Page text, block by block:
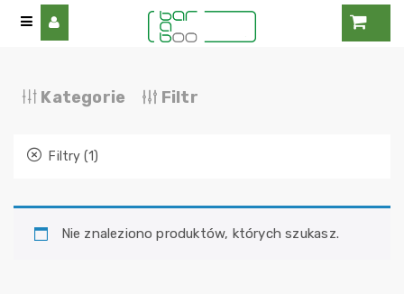
Kategorie Filtr
Filtry (1)
Nie znaleziono produktów, których szukasz.